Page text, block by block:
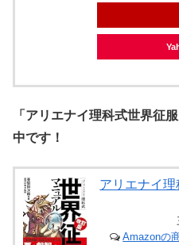
「アリエナイ理科式世界征
中です！
アリエナイ
Amazonの